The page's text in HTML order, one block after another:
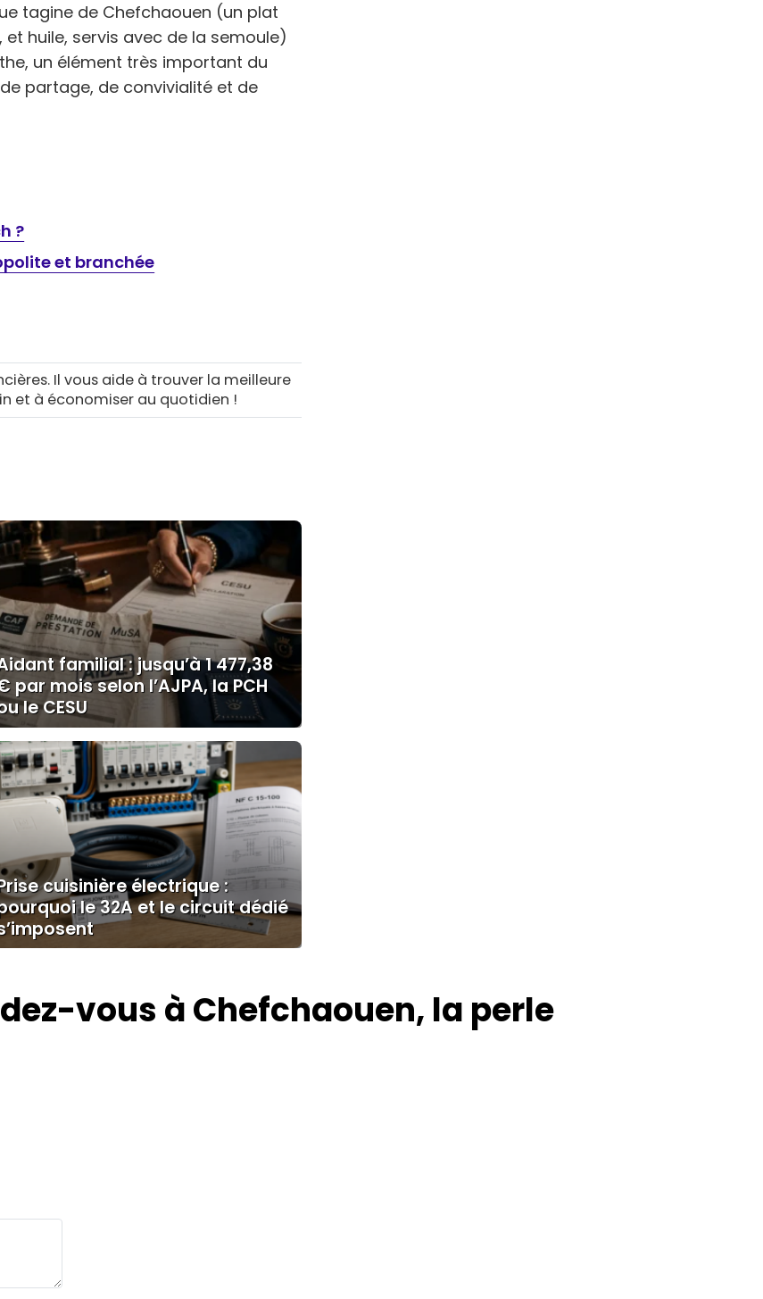
tagine de Chefchaouen (un plat
huile, servis avec de la semoule)
un élément très important du
partage, de convivialité et de
?
et branchée
Il vous aide à trouver la meilleure
et à économiser au quotidien !
familial : jusqu’à 1 477,38
par mois selon l’AJPA, la PCH
le CESU
cuisinière électrique :
le 32A et le circuit dédié
vous à Chefchaouen, la perle